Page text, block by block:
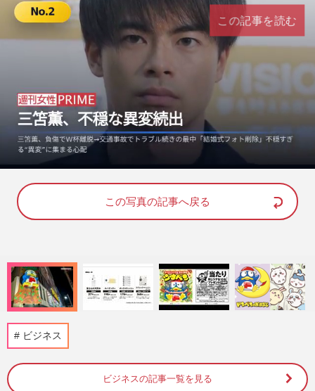
U
n
u
o
d
d
:
この記事を読む
この写真の記事へ戻る
ビジネス
ビジネスの記事一覧を見る